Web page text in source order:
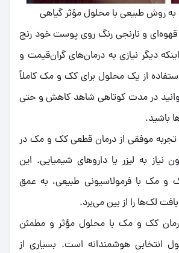
روش طبیعی با محلول مؤثر گیاهی
قهوه‌ای و نارنجی رنگ روی پوست خود رنج
دیگر نیازی به درمان‌های گران‌قیمت و
از یک محلول برای کک و مک کاملاً
در مدت کوتاهی شاهد کاهش و حتی
باشید.
تجربه موفقی از درمان قطعی کک و مک در
نیاز به لیزر یا داروهای شیمیایی. این
و مکبا فرمولاسیونی طبیعی، به عمق
لک‌ها را از بین می‌برد.
کک و مک با محلول مؤثر و مطمئن
انتخابی هوشمندانه است. بسیاری از